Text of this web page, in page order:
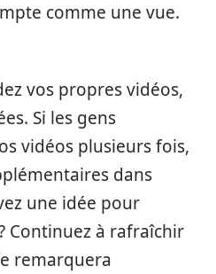
comme une vue.
vos propres vidéos,
Si les gens
vidéos plusieurs fois,
dans
une idée pour
Continuez à rafraîchir
remarquera